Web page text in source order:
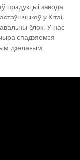
прадукцыі завода
у Кітаі,
блок. У нас
спадзяемся
дзелавым